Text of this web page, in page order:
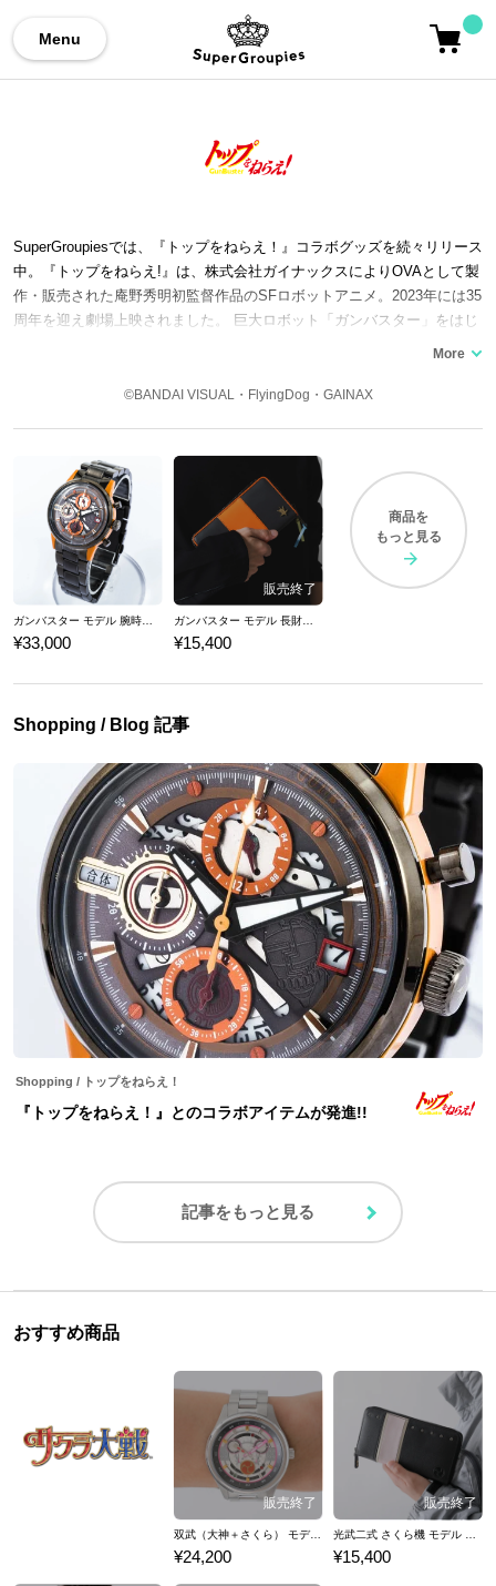
Menu
SuperGroupiesでは、『トップをねらえ！』コラボグッズを続々リリース
中。『トップをねらえ!』は、株式会社ガイナックスによりOVAとして製
作・販売された庵野秀明初監督作品のSFロボットアニメ。2023年には35
周年を迎え劇場上映されました。 巨大ロボット「ガンバスター」をはじ
め、タカヤ・ノリコ、アマノ・カズミ、コーチ、ユング・フロイト、ス
場。 パロディやオマージュを多数盛り込み、ガイナ立ち、最終話のモノ
スピンオフとして『トップをねらえ! NeXT GENERATION』の漫画、小
説のメディアミックスも展開され、『トップをねらえ3』の続報や劇場版
も期待されている。 ここでは、『トップをねらえ！』コラボの腕時計や
長財布など、コラボファッションアイテムをご紹介いたします。
©BANDAI VISUAL・FlyingDog・GAINAX
¥33,000
ガンバスター モデル 長財布 トップをねらえ！
¥15,400
商品を
もっと見る
Shopping / Blog 記事
Shopping / トップをねらえ！
『トップをねらえ！』とのコラボアイテムが発進!!
記事をもっと見る
おすすめ商品
双武（大神＋さくら） モデル 腕時計 サクラ大戦４ 真宮寺さくら
¥24,200
光武二式 さくら機 モデル 長財布 サクラ大戦４ 真宮寺さくら
¥15,400